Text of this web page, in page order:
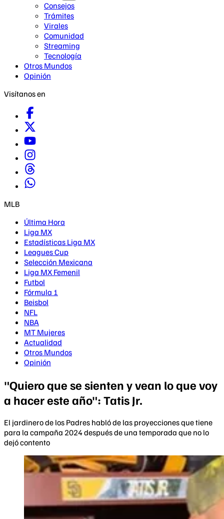
Consejos
Trámites
Virales
Comunidad
Streaming
Tecnología
Otros Mundos
Opinión
Visítanos en
MLB
Última Hora
Liga MX
Estadísticas Liga MX
Leagues Cup
Selección Mexicana
Liga MX Femenil
Futbol
Fórmula 1
Beisbol
NFL
NBA
MT Mujeres
Actualidad
Otros Mundos
Opinión
"Quiero que se sienten y vean lo que voy
a hacer este año": Tatis Jr.
El jardinero de los Padres habló de las proyecciones que tiene
para la campaña 2024 después de una temporada que no lo
dejó contento